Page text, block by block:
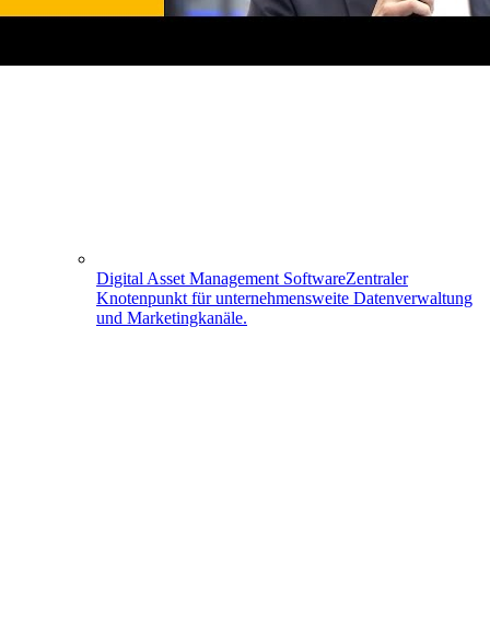
Digital Asset Management SoftwareZentraler
Knotenpunkt für unternehmensweite Datenverwaltung
und Marketingkanäle.